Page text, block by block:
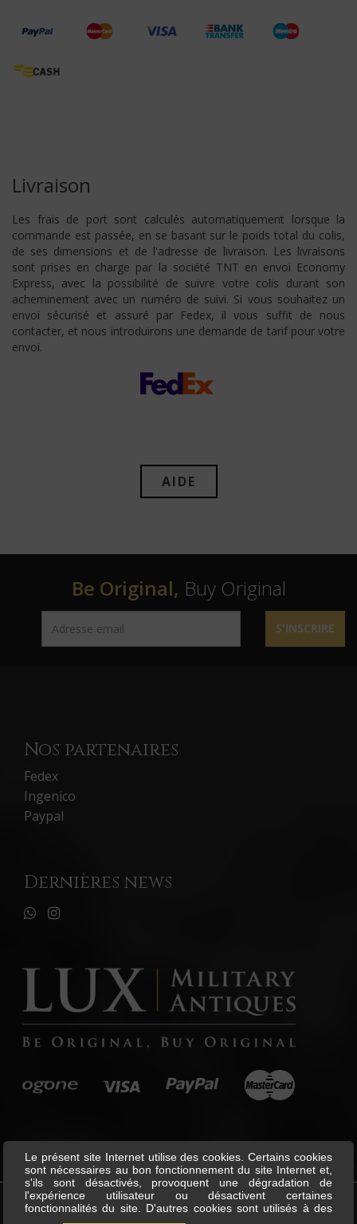
Livraison
Les frais de port sont calculés automatiquement lorsque la
commande est passée, en se basant sur le poids total du colis,
de ses dimensions et de l'adresse de livraison. Les livraisons
sont prises en charge par la société TNT en envoi Economy
Express, avec la possibilité de suivre votre colis durant son
acheminement avec un numéro de suivi. Si vous souhaitez un
envoi sécurisé et assuré par Fedex, il vous suffit de nous
contacter, et nous introduirons une demande de tarif pour votre
envoi.
AIDE
Be Original, Buy Original
S'INSCRIRE
Nos partenaires
Fedex
Ingenico
Paypal
Dernières news
Lux Military Antiques
Le présent site Internet utilise des cookies. Certains cookies
sont nécessaires au bon fonctionnement du site Internet et,
s'ils sont désactivés, provoquent une dégradation de
l'expérience utilisateur ou désactivent certaines
fonctionnalités du site. D'autres cookies sont utilisés à des
fins d'analyse ou de marketing. Les cookies nous permettent